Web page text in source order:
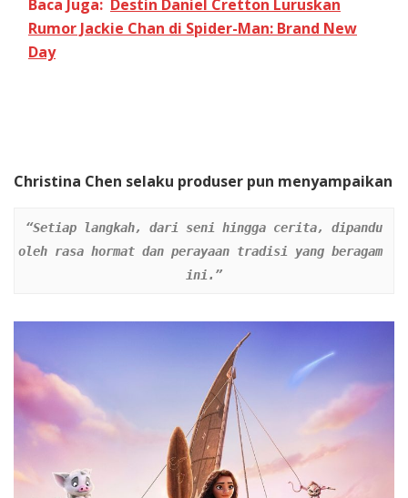
Baca Juga: Destin Daniel Cretton Luruskan
Rumor Jackie Chan di Spider-Man: Brand New
Day
Christina Chen selaku produser pun menyampaikan
“Setiap langkah, dari seni hingga cerita, dipandu
oleh rasa hormat dan perayaan tradisi yang beragam
ini.”